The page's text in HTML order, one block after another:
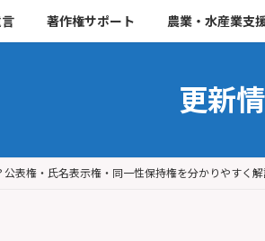
著作権サポート 農業・水産業支
更新
公表権・氏名表示権・同一性保持権を分かりやすく